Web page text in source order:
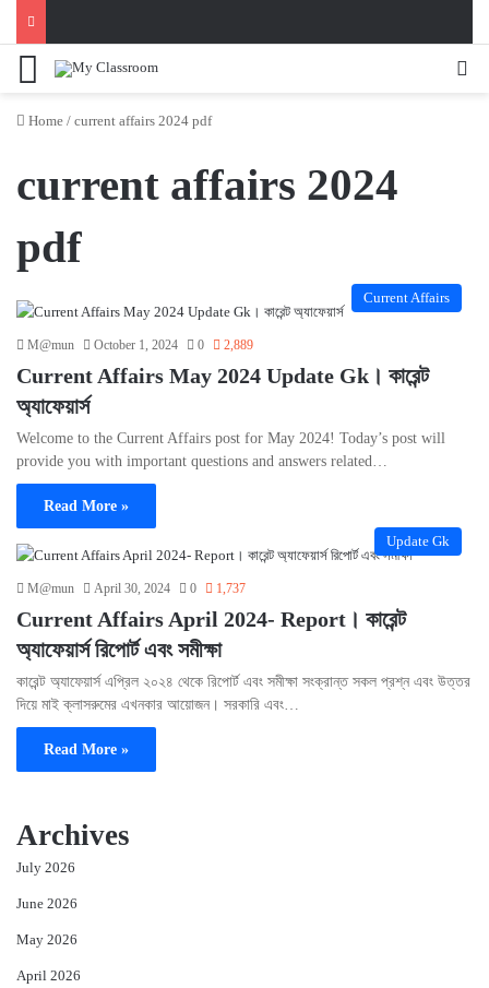
Menu
Home / current affairs 2024 pdf
current affairs 2024
pdf
Current Affairs
M@mun October 1, 2024 0 2,889
Current Affairs May 2024 Update Gk। কারেন্ট
অ্যাফেয়ার্স
Welcome to the Current Affairs post for May 2024! Today’s post will
provide you with important questions and answers related…
Read More »
Update Gk
M@mun April 30, 2024 0 1,737
Current Affairs April 2024- Report। কারেন্ট
অ্যাফেয়ার্স রিপোর্ট এবং সমীক্ষা
কারেন্ট অ্যাফেয়ার্স এপ্রিল ২০২৪ থেকে রিপোর্ট এবং সমীক্ষা সংক্রান্ত সকল প্রশ্ন এবং উত্তর
দিয়ে মাই ক্লাসরুমের এখনকার আয়োজন। সরকারি এবং…
Read More »
Archives
July 2026
June 2026
May 2026
April 2026